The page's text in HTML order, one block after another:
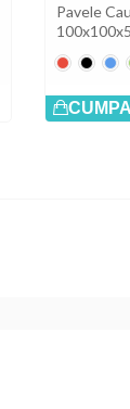
Pavele
RoșuNegru